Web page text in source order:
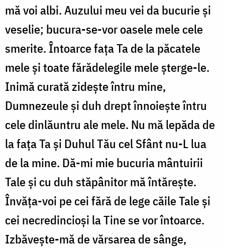
mă voi albi. Auzului meu vei da bucurie şi
veselie; bucura-se-vor oasele mele cele
smerite. Întoarce faţa Ta de la păcatele
mele şi toate fărădelegile mele şterge-le.
Inimă curată zideşte întru mine,
Dumnezeule şi duh drept înnoieşte întru
cele dinlăuntru ale mele. Nu mă lepăda de
la faţa Ta şi Duhul Tău cel Sfânt nu-L lua
de la mine. Dă-mi mie bucuria mântuirii
Tale şi cu duh stăpânitor mă întăreşte.
Învăţa-voi pe cei fără de lege căile Tale şi
cei necredincioşi la Tine se vor întoarce.
Izbăveşte-mă de vărsarea de sânge,